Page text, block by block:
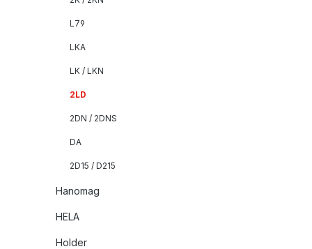
L79
LKA
LK / LKN
2LD
2DN / 2DNS
DA
2D15 / D215
Hanomag
HELA
Holder